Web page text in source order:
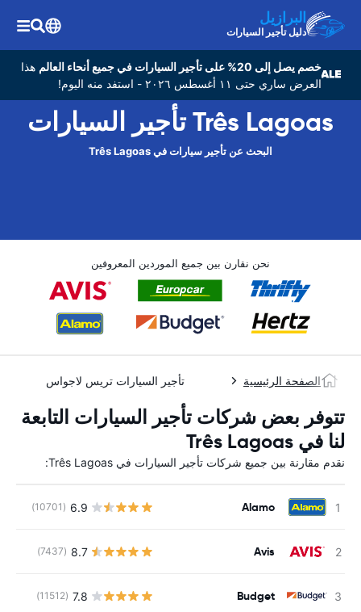
البرازيل
دليل تأجير السيارات
خصم يصل إلى 20% على تأجير السيارات في جميع أنحاء العالم
هذا
العرض ساري حتى ١١ أغسطس ٢٠٢٦ - استفد منه اليوم!
Três Lagoas تأجير السيارات
البحث عن تأجير سيارات في Três Lagoas
نحن نقارن بين جميع الموردين المعروفين
الصفحة الرئيسية تأجير السيارات تريس لاجواس
تتوفر بعض شركات تأجير السيارات التابعة
لنا في Três Lagoas
نقدم مقارنة بين جميع شركات تأجير السيارات في Três Lagoas:
Alamo
6.9
(10701)
Avis
8.7
(7437)
Budget
7.8
(11512)